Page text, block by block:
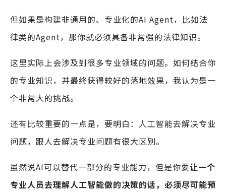
但如果是构建非通用的、专业化的AI Agent，比如法
律类的Agent，那你就必须具备非常强的法律知识。
这里实际上会涉及到很多专业领域的问题。如何结合你
的专业知识，并最终获得较好的落地效果，我认为是一
个非常大的挑战。
还有比较重要的一点是，要明白：人工智能去解决专业
问题，跟人去解决专业问题有很大区别。
虽然说AI可以替代一部分的专业能力，但是你要让一个
专业人员去理解人工智能做的决策的话，必须尽可能预